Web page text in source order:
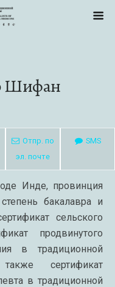
Шифан
Отпр. по
эл. почте
SMS
Инде, провинция
бакалавра и
сельского
продвинутого
в традиционной
сертификат
в традиционной